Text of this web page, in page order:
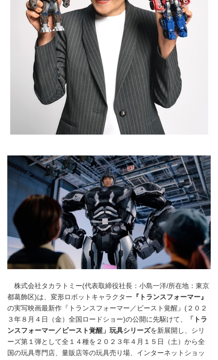
株式会社タカラトミー(代表取締役社長：小島一洋/所在地：東京
都葛飾区)は、変形ロボットキャラクター 『トランスフォーマー』
の実写映画最新作『トランスフォーマー／ビースト覚醒』(２０２
３年８月４日（金）全国ロードショー)の公開に先駆けて、
「
トラ
ンスフォーマー／ ビースト覚醒」玩具シリーズを新展開し、シリ
ーズ第１弾として全１４種を２０２３年４月１５日（土）から全
国の玩具専門店、量販店等の玩具売り場、インターネットショッ